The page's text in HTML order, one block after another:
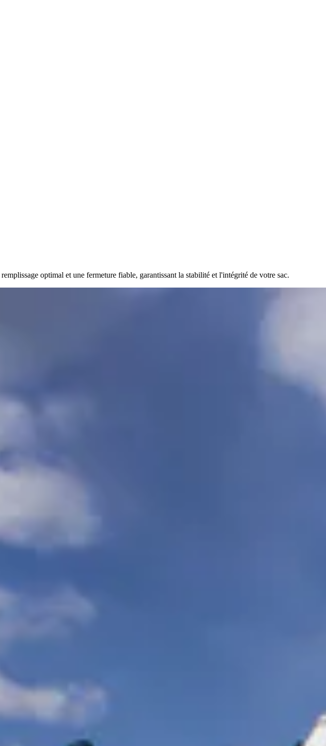
optimal et une fermeture fiable, garantissant la stabilité et l'intégrité de votre sac.